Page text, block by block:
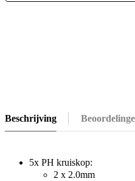
Beschrijving
5x PH kruiskop:
2 x 2.0mm